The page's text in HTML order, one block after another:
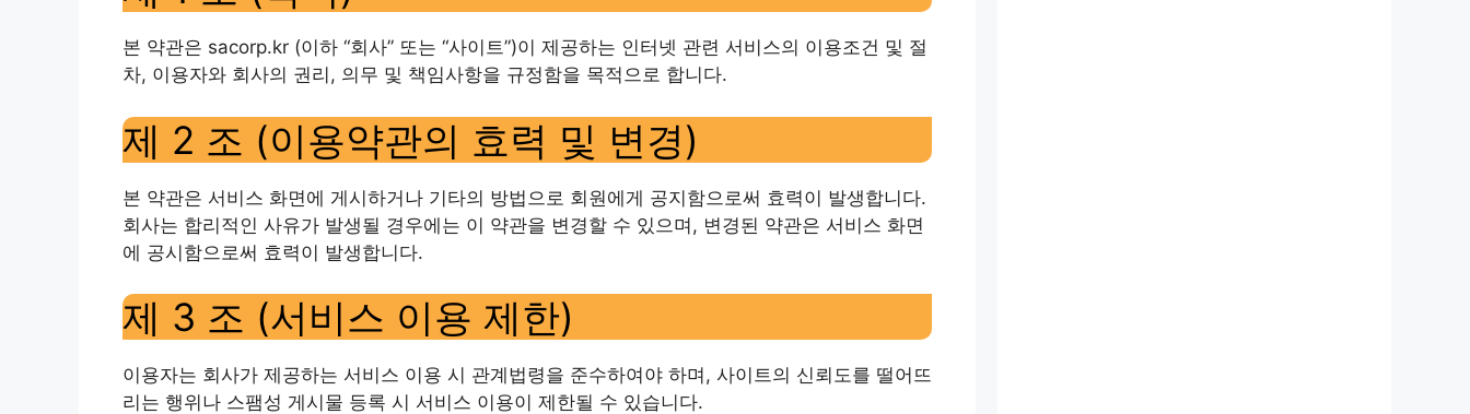
본 약관은 sacorp.kr (이하 “회사” 또는 “사이트”)이 제공하는 인터넷 관련 서비스의 이용조건 및 절
차, 이용자와 회사의 권리, 의무 및 책임사항을 규정함을 목적으로 합니다.
제 2 조 (이용약관의 효력 및 변경)
본 약관은 서비스 화면에 게시하거나 기타의 방법으로 회원에게 공지함으로써 효력이 발생합니다.
회사는 합리적인 사유가 발생될 경우에는 이 약관을 변경할 수 있으며, 변경된 약관은 서비스 화면
에 공시함으로써 효력이 발생합니다.
제 3 조 (서비스 이용 제한)
이용자는 회사가 제공하는 서비스 이용 시 관계법령을 준수하여야 하며, 사이트의 신뢰도를 떨어뜨
리는 행위나 스팸성 게시물 등록 시 서비스 이용이 제한될 수 있습니다.